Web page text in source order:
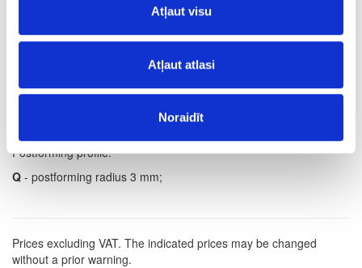
Atļaut visu
Atļaut atlasi
Noraidīt
Surface structure:
Postforming profile:
Q - postforming radius 3 mm;
Prices excluding VAT. The indicated prices may be changed
without a prior warning.